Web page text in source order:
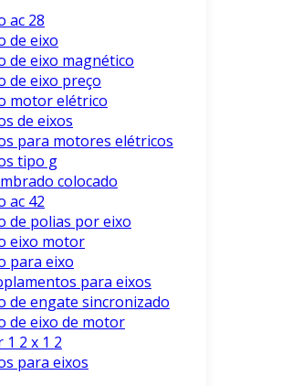
ac 28
de eixo
de eixo magnético
de eixo preço
motor elétrico
de eixos
para motores elétricos
tipo g
colocado
ac 42
de polias por eixo
eixo motor
para eixo
para eixos
de engate sincronizado
de eixo de motor
2 x 1 2
para eixos